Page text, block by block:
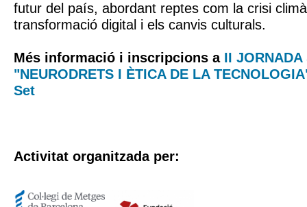
futur del país, abordant reptes com la crisi
transformació digital i els canvis culturals.
Més informació i inscripcions a II JORNADA
"NEURODRETS I ÈTICA DE LA
Set
Activitat organitzada per: